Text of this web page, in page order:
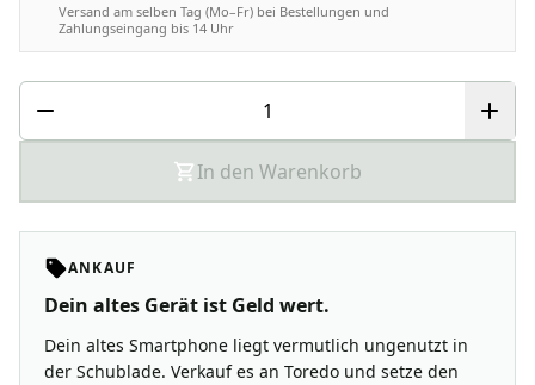
Versand am selben Tag (Mo–Fr) bei Bestellungen und
Zahlungseingang bis 14 Uhr
In den Warenkorb
ANKAUF
Dein altes Gerät ist Geld wert.
Dein altes Smartphone liegt vermutlich ungenutzt in
der Schublade. Verkauf es an Toredo und setze den